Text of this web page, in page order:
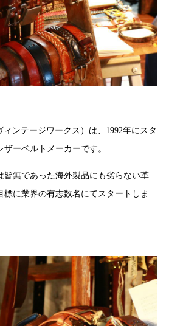
ィンテージワークス）は、1992年にスタ
ーベルトメーカーです。
皆無であった海外製品にも劣らない革
標に業界の有志数名にてスタートしま